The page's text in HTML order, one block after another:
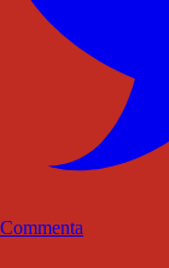
Commenta